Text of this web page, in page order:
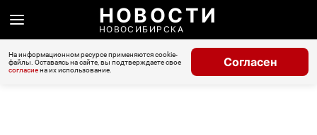
НОВОСТИ
НОВОСИБИРСКА
На информационном ресурсе применяются cookie-
файлы. Оставаясь на сайте, вы подтверждаете свое
согласиена их использование.
Согласен